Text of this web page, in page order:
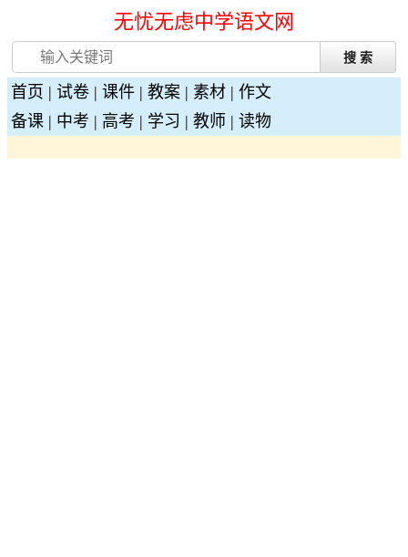
无忧无虑中学语文网
首页 | 试卷 | 课件 | 教案 | 素材 | 作文
备课 | 中考 | 高考 | 学习 | 教师 | 读物